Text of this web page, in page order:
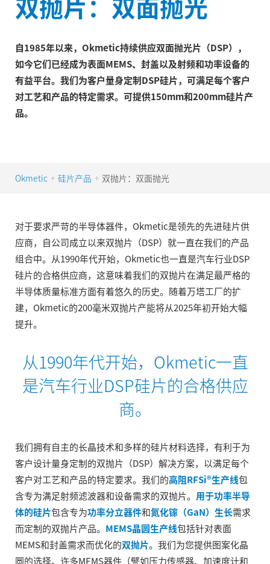
自1985年以来，Okmetic持续供应双面抛光片（DSP），
如今它们已经成为表面MEMS、封盖以及射频和功率设备的
有益平台。我们为客户量身定制DSP硅片，可满足每个客户
对工艺和产品的特定需求。可提供150mm和200mm硅片产
品。
Okmetic + 硅片产品 + 双抛片：双面抛光
对于要求严苛的半导体器件，Okmetic是领先的先进硅片供
应商，自公司成立以来双抛片（DSP）就一直在我们的产品
组合中。从1990年代开始，Okmetic也一直是汽车行业DSP
硅片的合格供应商，这意味着我们的双抛片在满足最严格的
半导体质量标准方面有着悠久的历史。随着万塔工厂的扩
建，Okmetic的200毫米双抛片产能将从2025年初开始大幅
提升。
从1990年代开始，Okmetic一直
是汽车行业DSP硅片的合格供应
商。
我们拥有自主的长晶技术和多样的硅片材料选择，有利于为
客户设计量身定制的双抛片（DSP）解决方案，以满足每个
客户对工艺和产品的特定要求。我们的高阻RFSi®生产线包
含专为满足射频滤波器和设备需求的双抛片。 用于功率半导
体的硅片包含专为功率分立器件和氮化镓（GaN）生长需求
而定制的双抛片产品。 MEMS晶圆生产线包括针对表面
MEMS和封盖需求而优化的双抛片。我们为您提供图案化晶
圆的选择。许多MEMS器件（譬如压力传感器、加速度计和